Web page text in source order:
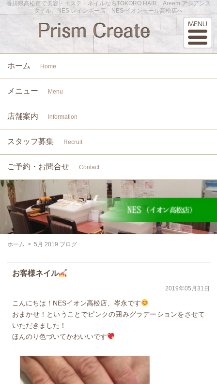
香川県高松市で美容・エステ・ネイルならTOKORO HAIR、Areem アジアンス
タイル、NES レインボー店、NES イオンモール高松店へ
ホーム Home
メニュー Menu
店舗案内 Information
スタッフ募集 Recruit
ご予約・お問合せ Contact
ホーム > 5月 2019 ブログ
お客様ネイル
2019年05月31日
こんにちは！NESイオン高松店、岑永です
おまかせ！ということでピンクの囲みグラデーションをさせて
いただきました！
ほんのり色づいてかわいいです